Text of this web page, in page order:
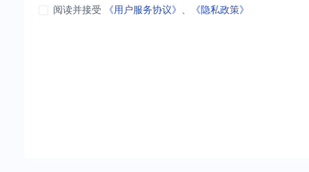
阅读并接受 《用户服务协议》 、 《隐私政策》